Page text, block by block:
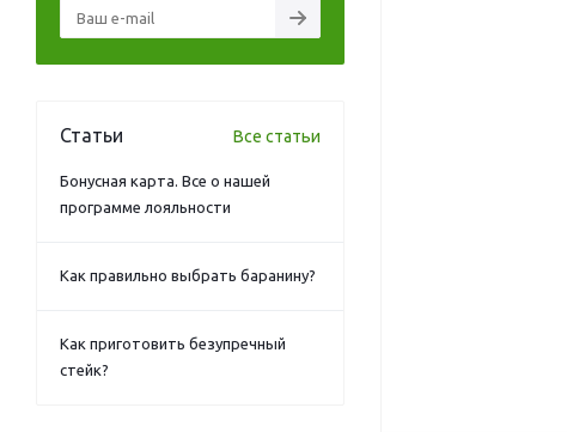
Статьи Все статьи
Бонусная карта. Все о нашей
программе лояльности
Как правильно выбрать баранину?
Как приготовить безупречный
стейк?